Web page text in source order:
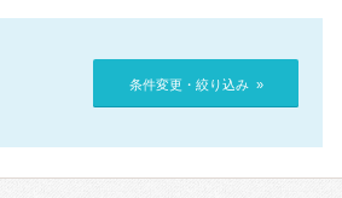
条件変更・絞り込み »